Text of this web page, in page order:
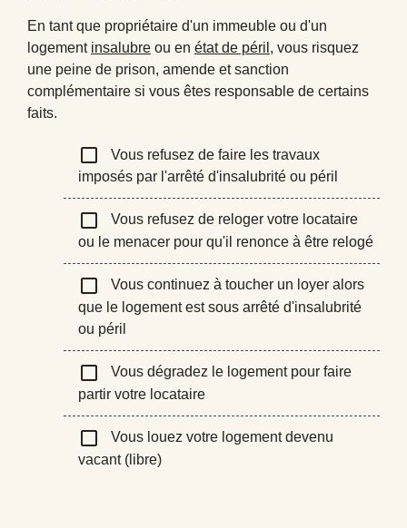
En tant que propriétaire d'un immeuble ou d'un
logement insalubre ou en état de péril , vous risquez
une peine de prison, amende et sanction
complémentaire si vous êtes responsable de certains
faits.
check_box_outline_blank
Vous refusez de faire les travaux
imposés par l'arrêté d'insalubrité ou péril
check_box_outline_blank
Vous refusez de reloger votre locataire
ou le menacer pour qu'il renonce à être relogé
check_box_outline_blank
Vous continuez à toucher un loyer alors
que le logement est sous arrêté d'insalubrité
ou péril
check_box_outline_blank
Vous dégradez le logement pour faire
partir votre locataire
check_box_outline_blank
Vous louez votre logement devenu
vacant (libre)